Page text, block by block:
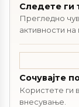
Следете ги
Прегледно
активности
Сочувајте
Користете ги
внесување.